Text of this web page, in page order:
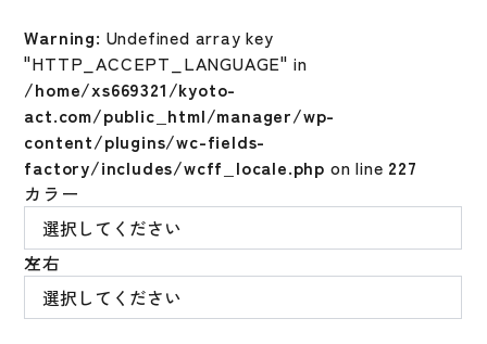
Warning: Undefined array key
"HTTP_ACCEPT_LANGUAGE" in
/home/xs669321/kyoto-
act.com/public_html/manager/wp-
content/plugins/wc-fields-
factory/includes/wcff_locale.php on line 227
カラー
左右